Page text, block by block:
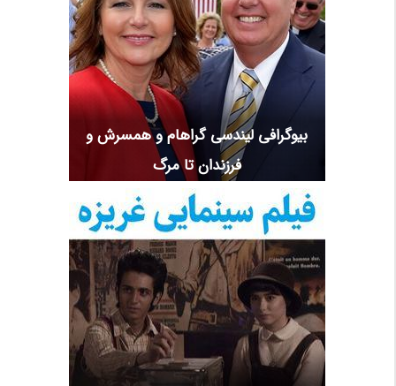
بیوگرافی لیندسی گراهام و همسرش و
فرزندان تا مرگ